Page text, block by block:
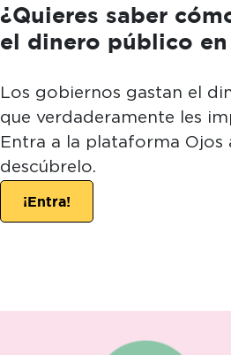
¿Quieres saber
el dinero público
Los gobiernos gastan el
que verdaderamente les
Entra a la plataforma Ojos
descúbrelo.
¡Entra!